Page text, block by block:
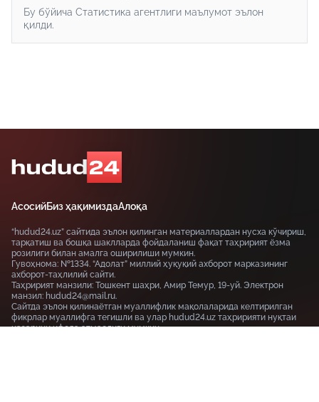
Бу бўйича Статистика агентлиги маълумот эълон
қилди.
АсосийБиз ҳақимиздаАлоқа
“hudud24.uz” сайтида эълон қилинган материаллардан нусха кўчириш,
тарқатиш ва бошқа шаклларда фойдаланиш фақат таҳририят ёзма
розилиги билан амалга оширилиши мумкин.
Гувоҳнома: №1334. “Адолат” миллий ҳуқуқий ахборот марказининг
ахборот-таҳлилий сайти.
Таҳририят манзили: Тошкент шаҳри, Амир Темур, 19-уй. Электрон
манзил: hudud24@mail.ru.
Сайтда эълон қилинаётган муаллифлик мақолаларида келтирилган
фикрлар муаллифга тегишли ва улар hudud24.uz таҳририяти нуқтаи
назарини ифода этмаслиги мумкин.